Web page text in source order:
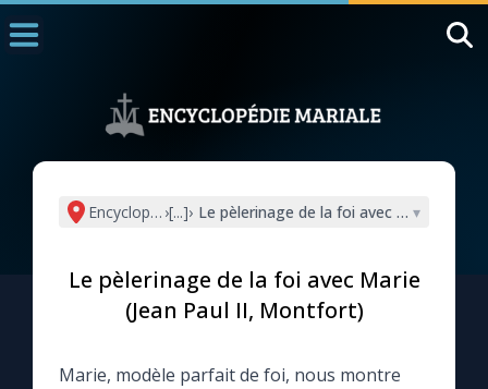
L'actualité de la semaine
Encyclopédie mariale
›[...]› Le pèlerinage de la foi avec Marie
▾
Le pèlerinage de la foi avec Marie
(Jean Paul II, Montfort)
Marie, modèle parfait de foi, nous montre